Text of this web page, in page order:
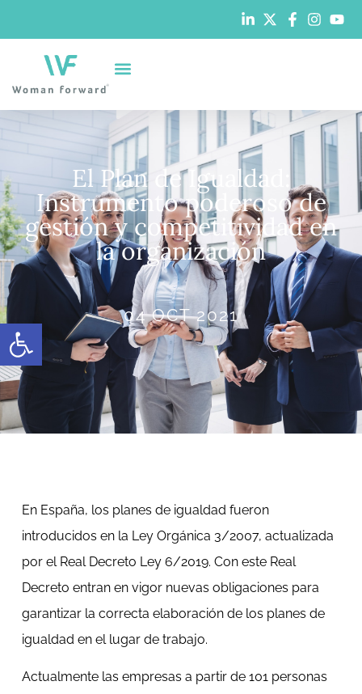
Abrir barra de herramientas
El Plan de Igualdad:
Instrumento poderoso de
gestión y competitividad en
la organización
04 OCT 2021
En España, los planes de igualdad fueron
introducidos en la Ley Orgánica 3/2007, actualizada
por el Real Decreto Ley 6/2019. Con este Real
Decreto entran en vigor nuevas obligaciones para
garantizar la correcta elaboración de los planes de
igualdad en el lugar de trabajo.
Actualmente las empresas a partir de 101 personas